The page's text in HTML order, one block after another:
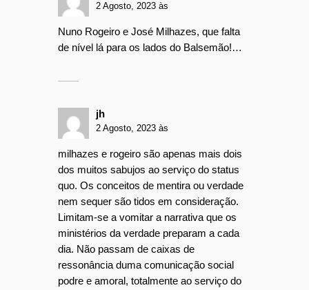
2 Agosto, 2023 às
Nuno Rogeiro e José Milhazes, que falta
de nível lá para os lados do Balsemão!…
jh
2 Agosto, 2023 às
milhazes e rogeiro são apenas mais dois
dos muitos sabujos ao serviço do status
quo. Os conceitos de mentira ou verdade
nem sequer são tidos em consideração.
Limitam-se a vomitar a narrativa que os
ministérios da verdade preparam a cada
dia. Não passam de caixas de
ressonância duma comunicação social
podre e amoral, totalmente ao serviço do